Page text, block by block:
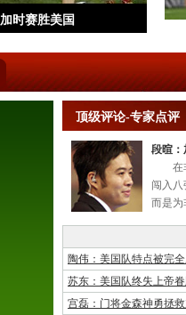
时赛胜美国
顶级评论-专家点评
段暄：
在非
闯入八
而是为
陶伟：美国队特点被完
苏东：美国队终失上帝
宫磊：门将金森神勇拯